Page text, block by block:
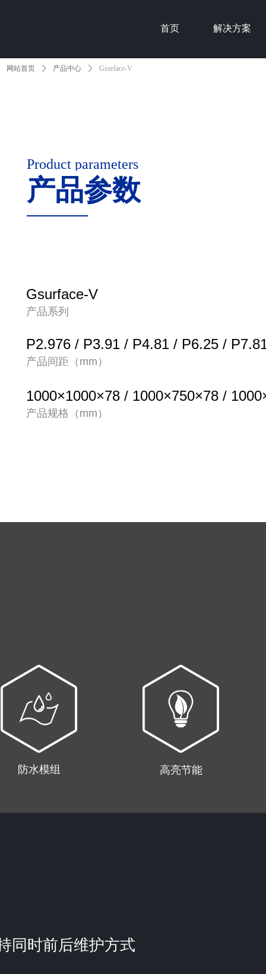
首页 解决方案
同时前后维护方式
产品系列
Gsurface-V
产品间距（mm）
P2.976 / P3.91 / P4.81 / P6.25 /
产品规格（mm）
1000×1000×78 / 1000×750×78 /
网站首页 ꄲ 产品中心 ꄲ Gsurface-V
Product parameters
产品参数
防水模组 高亮节能